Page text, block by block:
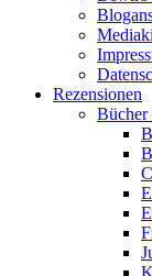
Rezensionen
Bücher